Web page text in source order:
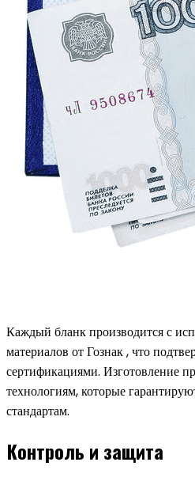
Каждый бланк производится с
материалов от Гознак , что
сертификациями. Изготовление
технологиям, которые
стандартам.
Контроль и защита